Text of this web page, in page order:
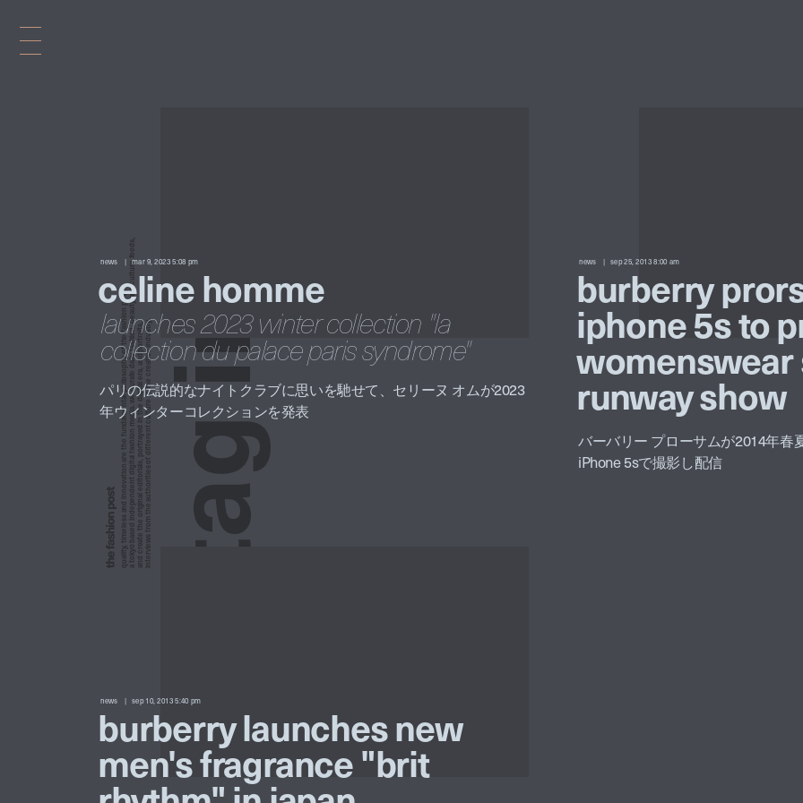
quality, timeless and innovation are the fundamental philosophy of the fashion post,a tokyo based independent digital fashion media. we curate daily fashion, beauty and culture feeds,and create the original editorials, portrayed in the digital era, and portraits,interviews from the authorities of different culture in the creative industry.
t
a
g
i
n
d
news mar 9, 2023 5:08 pm
celine homme
launches 2023 winter collection "la
collection du palace paris syndrome"
パリの伝説的なナイトクラブに思いを馳せて、セリーヌ オムが2023
年ウィンターコレクションを発表
news sep 25, 2013 8:00 am
burberry
iphone 5s to
runway show
バーバリー プローサムが2014年春
iPhone 5sで撮影し配信
news sep 10, 2013 5:40 pm
burberry launches new
men's fragrance "brit